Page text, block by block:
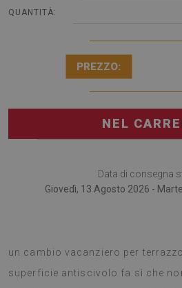
QUANTITÀ:
PREZZO:
NEL
Data di consegna
Giovedì, 13 Agosto 2026 -
un cambio vacanziero per
superficie antiscivolo fa sì che